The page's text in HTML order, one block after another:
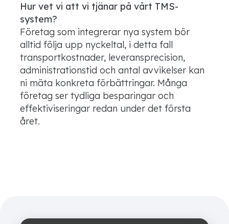
Hur vet vi att vi tjänar på vårt TMS-
system?
Företag som integrerar nya system bör
alltid följa upp nyckeltal, i detta fall
transportkostnader, leveransprecision,
administrationstid och antal avvikelser kan
ni mäta konkreta förbättringar. Många
företag ser tydliga besparingar och
effektiviseringar redan under det första
året.